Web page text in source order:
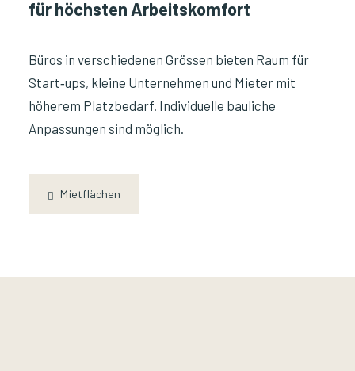
für höchsten Arbeitskomfort
Büros in verschiedenen Grössen bieten Raum für
Start‑‏ups, kleine Unternehmen und Mieter mit
höherem Platzbedarf. Individuelle bauliche
Anpassungen sind möglich.
Mietflächen